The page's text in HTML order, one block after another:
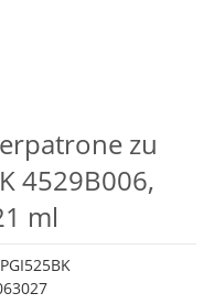
zu
4529B006,
ml